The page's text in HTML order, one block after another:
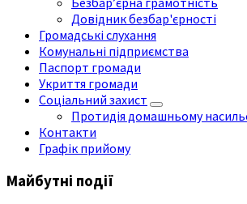
Довідник безбар'єрності
Громадські слухання
Комунальні підприємства
Паспорт громади
Укриття громади
Соціальний захист
Протидія домашньому
Контакти
Графік прийому
Майбутні події